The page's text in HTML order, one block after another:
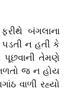
બંગલાના
પડતી ન હતી કે
તેમણે
જ ન હોય
વાળી રહ્યો